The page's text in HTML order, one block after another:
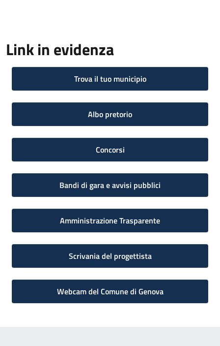
Link in evidenza
Trova il tuo municipio
Albo pretorio
Concorsi
Bandi di gara e avvisi pubblici
Amministrazione Trasparente
Scrivania del progettista
Webcam del Comune di Genova